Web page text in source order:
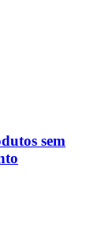
sem